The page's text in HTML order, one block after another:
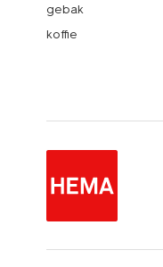
gebak
koffie